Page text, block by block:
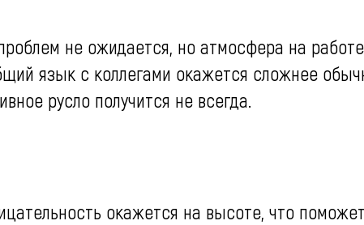
не ожидается, но атмосфера на
язык с коллегами окажется сложнее
русло получится не всегда.
окажется на высоте, что